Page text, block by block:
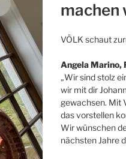
machen
VÖLK schaut
Angela Marino,
„Wir sind stolz
wir mit dir
gewachsen. Mit
das vorstellen
Wir wünschen
nächsten Jahre